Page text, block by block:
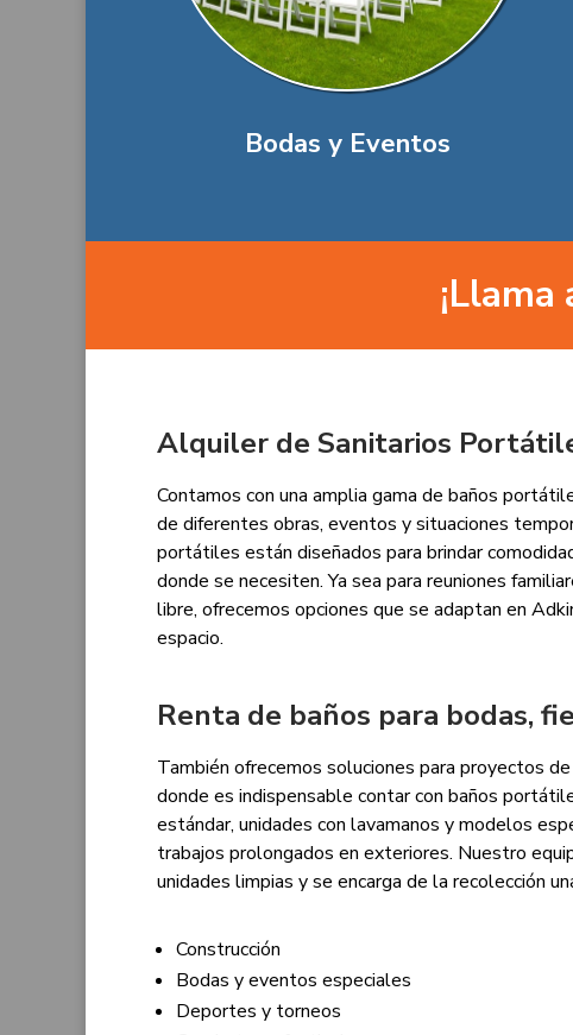
Bodas y Eventos
Alquiler de Sanitarios
Contamos con una amplia gama de baños
de diferentes obras, eventos y situaciones
portátiles están diseñados para brindar
donde se necesiten. Ya sea para reuniones
libre, ofrecemos opciones que se adaptan en
espacio.
Renta de baños para bodas,
También ofrecemos soluciones para proyectos
donde es indispensable contar con baños
estándar, unidades con lavamanos y modelos
trabajos prolongados en exteriores. Nuestro
unidades limpias y se encarga de la recolección
Construcción
Bodas y eventos especiales
Deportes y torneos